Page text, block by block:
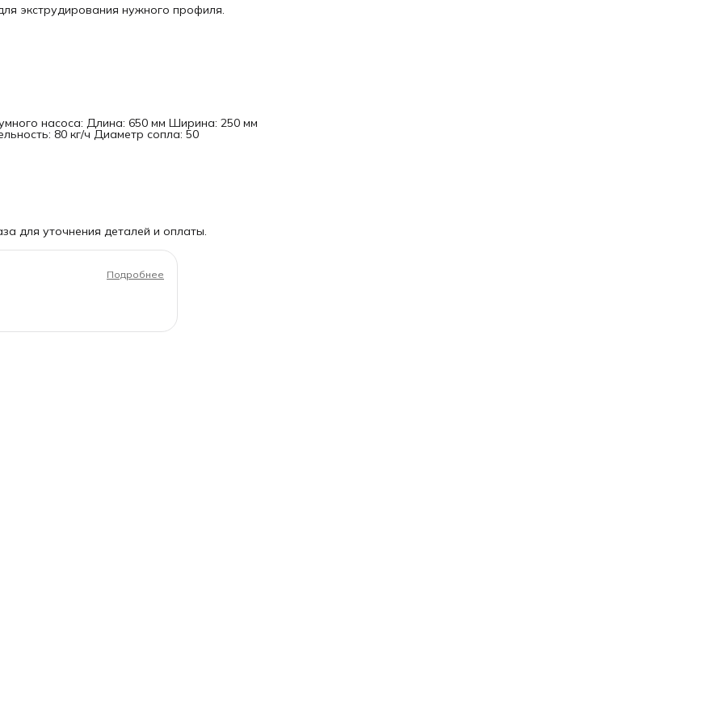
экструдирования нужного профиля.
насоса: Длина: 650 мм Ширина: 250 мм
80 кг/ч Диаметр сопла: 50
для уточнения деталей и оплаты.
Подробнее
государственного